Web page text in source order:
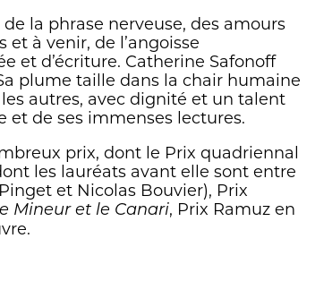
la phrase nerveuse, des amours
à venir, de l’angoisse
et d’écriture. Catherine Safonoff
plume taille dans la chair humaine
autres, avec dignité et un talent
et de ses immenses lectures.
prix, dont le Prix quadriennal
les lauréats avant elle sont entre
et Nicolas Bouvier), Prix
Mineur et le Canari, Prix Ramuz en